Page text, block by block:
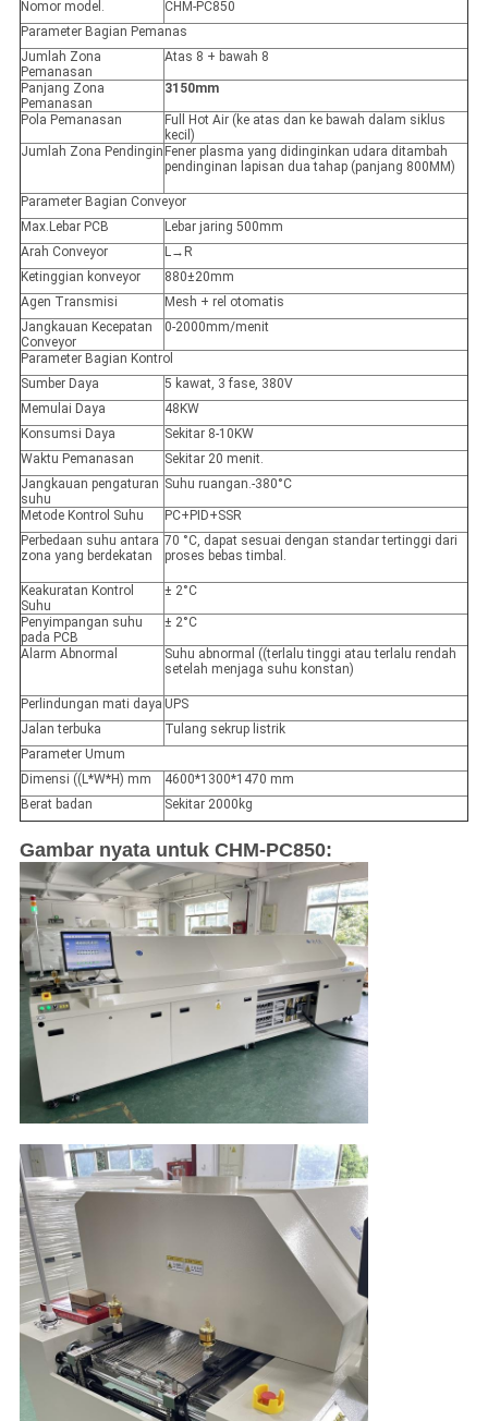
Nomor model.
CHM-PC850
Parameter Bagian Pemanas
Jumlah Zona
Pemanasan
Atas 8 + bawah 8
Panjang Zona
Pemanasan
3150mm
Pola Pemanasan
Full Hot Air (ke atas dan ke bawah dalam siklus
kecil)
Jumlah Zona Pendingin Fener plasma yang didinginkan udara ditambah
pendinginan lapisan dua tahap (panjang 800MM)
Parameter Bagian Conveyor
Max.Lebar PCB
Lebar jaring 500mm
Arah Conveyor
L→R
Ketinggian konveyor
880±20mm
Agen Transmisi
Mesh + rel otomatis
Jangkauan Kecepatan
Conveyor
0-2000mm/menit
Parameter Bagian Kontrol
Sumber Daya
5 kawat, 3 fase, 380V
Memulai Daya
48KW
Konsumsi Daya
Sekitar 8-10KW
Waktu Pemanasan
Sekitar 20 menit.
Jangkauan pengaturan
suhu
Suhu ruangan.-380°C
Metode Kontrol Suhu
PC+PID+SSR
Perbedaan suhu antara
zona yang berdekatan
70 °C, dapat sesuai dengan standar tertinggi dari
proses bebas timbal.
Keakuratan Kontrol
Suhu
± 2°C
Penyimpangan suhu
pada PCB
± 2°C
Alarm Abnormal
Suhu abnormal ((terlalu tinggi atau terlalu rendah
setelah menjaga suhu konstan)
Perlindungan mati daya UPS
Jalan terbuka
Tulang sekrup listrik
Parameter Umum
Dimensi ((L*W*H) mm
4600*1300*1470 mm
Berat badan
Sekitar 2000kg
Gambar nyata untuk CHM-PC850: